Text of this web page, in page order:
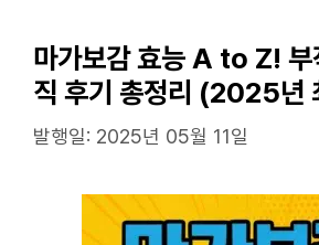
마가보감 효능 A to Z! 부
직 후기 총정리 (2025년
발행일: 2025년 05월 11일